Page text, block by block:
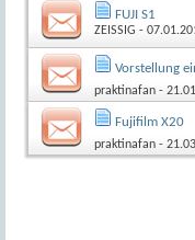
FUJI S1
ZEISSIG -
Vorstellung
praktinafan -
Fujifilm X20
praktinafan -